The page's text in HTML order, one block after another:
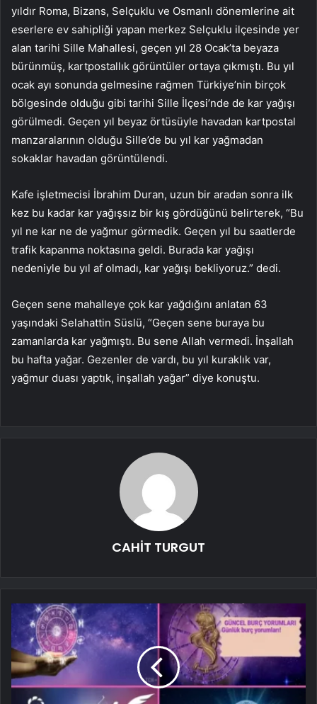
yıldır Roma, Bizans, Selçuklu ve Osmanlı dönemlerine ait
eserlere ev sahipliği yapan merkez Selçuklu ilçesinde yer
alan tarihi Sille Mahallesi, geçen yıl 28 Ocak’ta beyaza
bürünmüş, kartpostallık görüntüler ortaya çıkmıştı. Bu yıl
ocak ayı sonunda gelmesine rağmen Türkiye’nin birçok
bölgesinde olduğu gibi tarihi Sille İlçesi’nde de kar yağışı
görülmedi. Geçen yıl beyaz örtüsüyle havadan kartpostal
manzaralarının olduğu Sille’de bu yıl kar yağmadan
sokaklar havadan görüntülendi.
Kafe işletmecisi İbrahim Duran, uzun bir aradan sonra ilk
kez bu kadar kar yağışsız bir kış gördüğünü belirterek, “Bu
yıl ne kar ne de yağmur görmedik. Geçen yıl bu saatlerde
trafik kapanma noktasına geldi. Burada kar yağışı
nedeniyle bu yıl af olmadı, kar yağışı bekliyoruz.” dedi.
Geçen sene mahalleye çok kar yağdığını anlatan 63
yaşındaki Selahattin Süslü, “Geçen sene buraya bu
zamanlarda kar yağmıştı. Bu sene Allah vermedi. İnşallah
bu hafta yağar. Gezenler de vardı, bu yıl kuraklık var,
yağmur duası yaptık, inşallah yağar” diye konuştu.
CAHİT TURGUT